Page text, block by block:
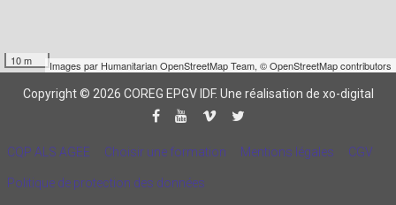
10 m Images par Humanitarian OpenStreetMap Team, © OpenStreetMap contributors
Copyright © 2026 COREG EPGV IDF. Une réalisation de xo-digital
CQP ALS AGEE Choisir une formation Mentions légales CGV
Politique de protection des données